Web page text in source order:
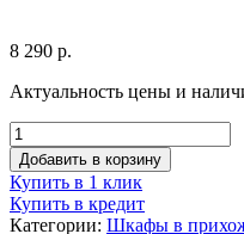
8 290 р.
Актуальность цены и
Добавить в корзину
Купить в 1 клик
Купить в кредит
Категории: Шкафы в